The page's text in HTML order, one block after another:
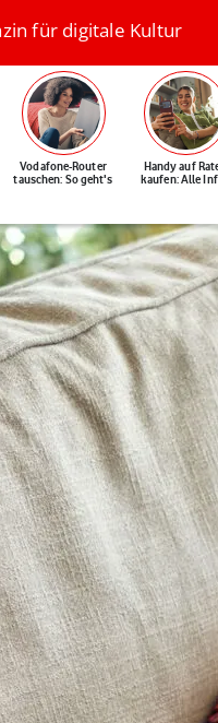
für digitale Kultur
Vodafone-Router
tauschen: So geht's
Handy auf
kaufen: Alle